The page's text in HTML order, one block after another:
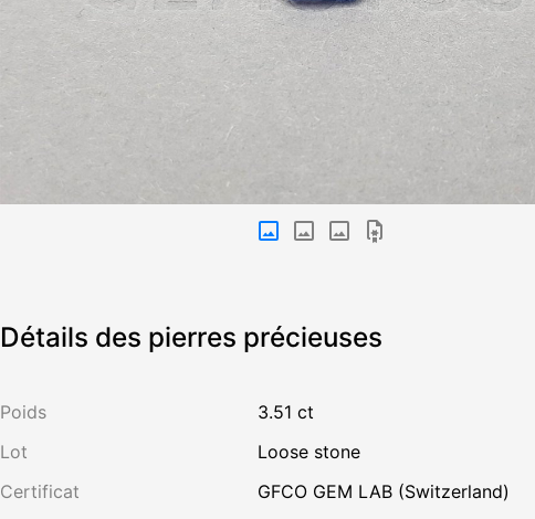
Détails des pierres précieuses
Poids
3.51 ct
Lot
Loose stone
Certificat
GFCO GEM LAB (Switzerland)